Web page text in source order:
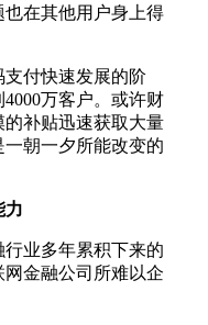
在其他用户身上得
付快速发展的阶
万客户。或许财
补贴迅速获取大量
朝一夕所能改变的
业多年累积下来的
金融公司所难以企